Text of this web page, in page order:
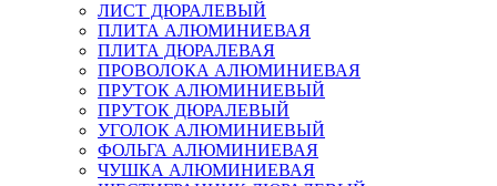
ЛИСТ ДЮРАЛЕВЫЙ
ПЛИТА АЛЮМИНИЕВАЯ
ПЛИТА ДЮРАЛЕВАЯ
ПРОВОЛОКА АЛЮМИНИЕВАЯ
ПРУТОК АЛЮМИНИЕВЫЙ
ПРУТОК ДЮРАЛЕВЫЙ
УГОЛОК АЛЮМИНИЕВЫЙ
ФОЛЬГА АЛЮМИНИЕВАЯ
ЧУШКА АЛЮМИНИЕВАЯ